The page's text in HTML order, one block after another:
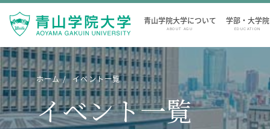
青山学院大学について
ABOUT AGU
学部・大学院
EDUCATION
ホーム イベント一覧
イベント一覧